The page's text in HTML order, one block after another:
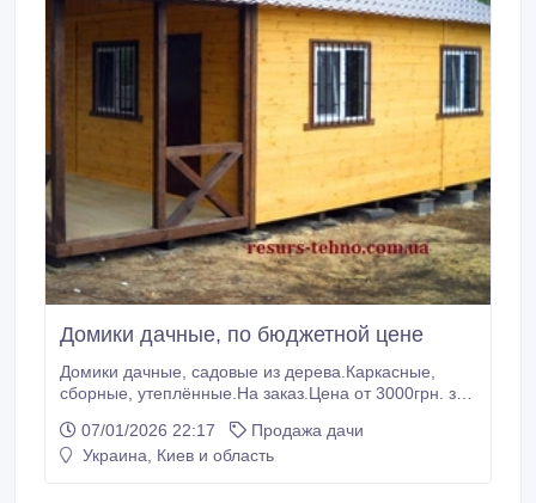
Домики дачные, по бюджетной цене
Домики дачные, садовые из дерева.Каркасные,
сборные, утеплённые.На заказ.Цена от 3000грн. за
планировки под любой бюджет.Консультация и
помощь специалиста.Прозрачный расчёт
07/01/2026 22:17
Продажа дачи
Украина, Киев и область